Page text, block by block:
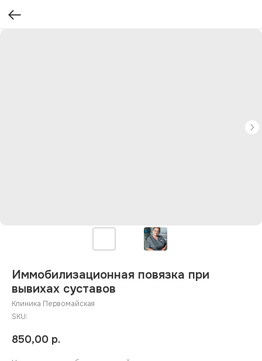
Иммобилизационная повязка при
вывихах суставов
Клиника Первомайская
SKU:
850,00 р.